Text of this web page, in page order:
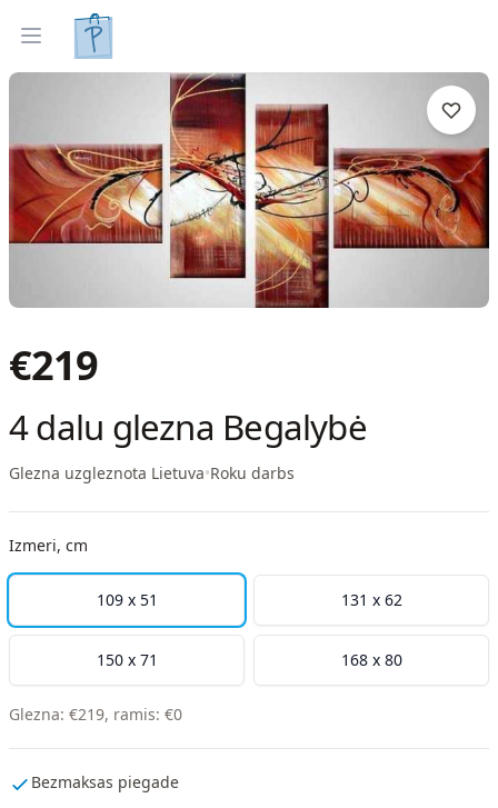
Open menu
Gleznas Izveleties pec interjera
€219
4 dalu glezna Begalybė
Glezna uzgleznota Lietuva•Roku darbs
Izmeri, cm
109 x 51 131 x 62
150 x 71 168 x 80
Glezna: €219, ramis: €0
Bezmaksas piegade